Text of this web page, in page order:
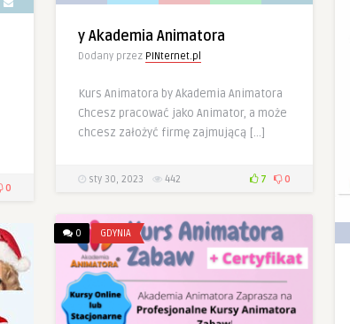
0
y Akademia Animatora
Dodany przez PINternet.pl
Kurs Animatora by Akademia Animatora
Chcesz pracować jako Animator, a może
chcesz założyć firmę zajmującą […]
sty 30, 2023 442 7 0
0 GDYNIA